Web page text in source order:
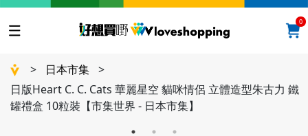
0
> 日本市集
>
日版Heart C. C. Cats 華麗星空 貓咪情侶 立體造型朱古力 鐵
罐禮盒 10粒裝【市集世界 - 日本市集】